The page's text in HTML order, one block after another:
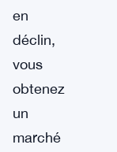
en
déclin,
vous
obtenez
un
marché